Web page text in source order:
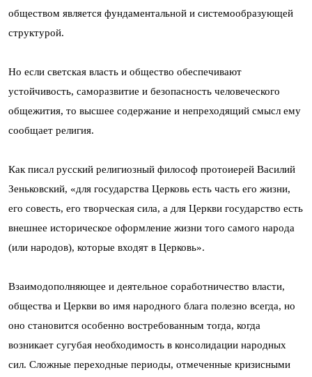
обществом является фундаментальной и системообразующей
структурой.
Но если светская власть и общество обеспечивают
устойчивость, саморазвитие и безопасность человеческого
общежития, то высшее содержание и непреходящий смысл ему
сообщает религия.
Как писал русский религиозный философ протоиерей Василий
Зеньковский, «для государства Церковь есть часть его жизни,
его совесть, его творческая сила, а для Церкви государство есть
внешнее историческое оформление жизни того самого народа
(или народов), которые входят в Церковь».
Взаимодополняющее и деятельное соработничество власти,
общества и Церкви во имя народного блага полезно всегда, но
оно становится особенно востребованным тогда, когда
возникает сугубая необходимость в консолидации народных
сил. Сложные переходные периоды, отмеченные кризисными